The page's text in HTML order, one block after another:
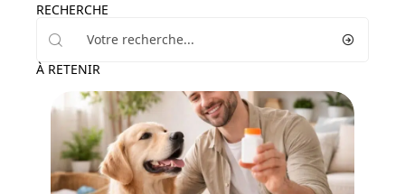
RECHERCHE
À RETENIR
Actu